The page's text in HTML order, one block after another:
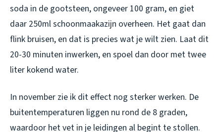
soda in de gootsteen, ongeveer 100 gram, en giet
daar 250ml schoonmaakazijn overheen. Het gaat dan
flink bruisen, en dat is precies wat je wilt zien. Laat dit
20-30 minuten inwerken, en spoel dan door met twee
liter kokend water.
In november zie ik dit effect nog sterker werken. De
buitentemperaturen liggen nu rond de 8 graden,
waardoor het vet in je leidingen al begint te stollen.